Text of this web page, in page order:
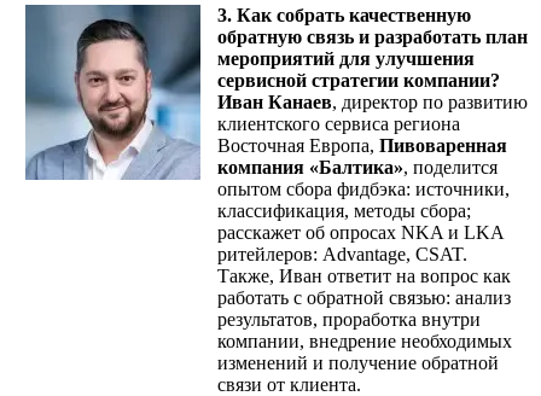
3. Как собрать качественную
обратную связь и разработать план
мероприятий для улучшения
сервисной стратегии компании?
Иван Канаев, директор по развитию
клиентского сервиса региона
Восточная Европа, Пивоваренная
компания «Балтика», поделится
опытом сбора фидбэка: источники,
классификация, методы сбора;
расскажет об опросах NKA и LKA
ритейлеров: Advantage, CSAT.
Также, Иван ответит на вопрос как
работать с обратной связью: анализ
результатов, проработка внутри
компании, внедрение необходимых
изменений и получение обратной
связи от клиента.